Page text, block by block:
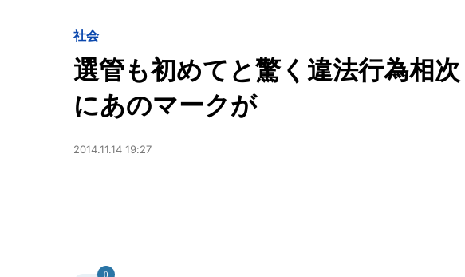
社会
選管も初めてと驚く違法行為相
にあのマークが
2014.11.14 19:27
0